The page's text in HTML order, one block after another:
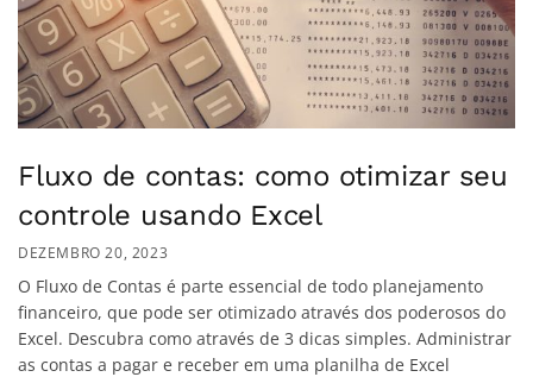
Fluxo de contas: como otimizar seu
controle usando Excel
DEZEMBRO 20, 2023
O Fluxo de Contas é parte essencial de todo planejamento
financeiro, que pode ser otimizado através dos poderosos do
Excel. Descubra como através de 3 dicas simples. Administrar
as contas a pagar e receber em uma planilha de Excel